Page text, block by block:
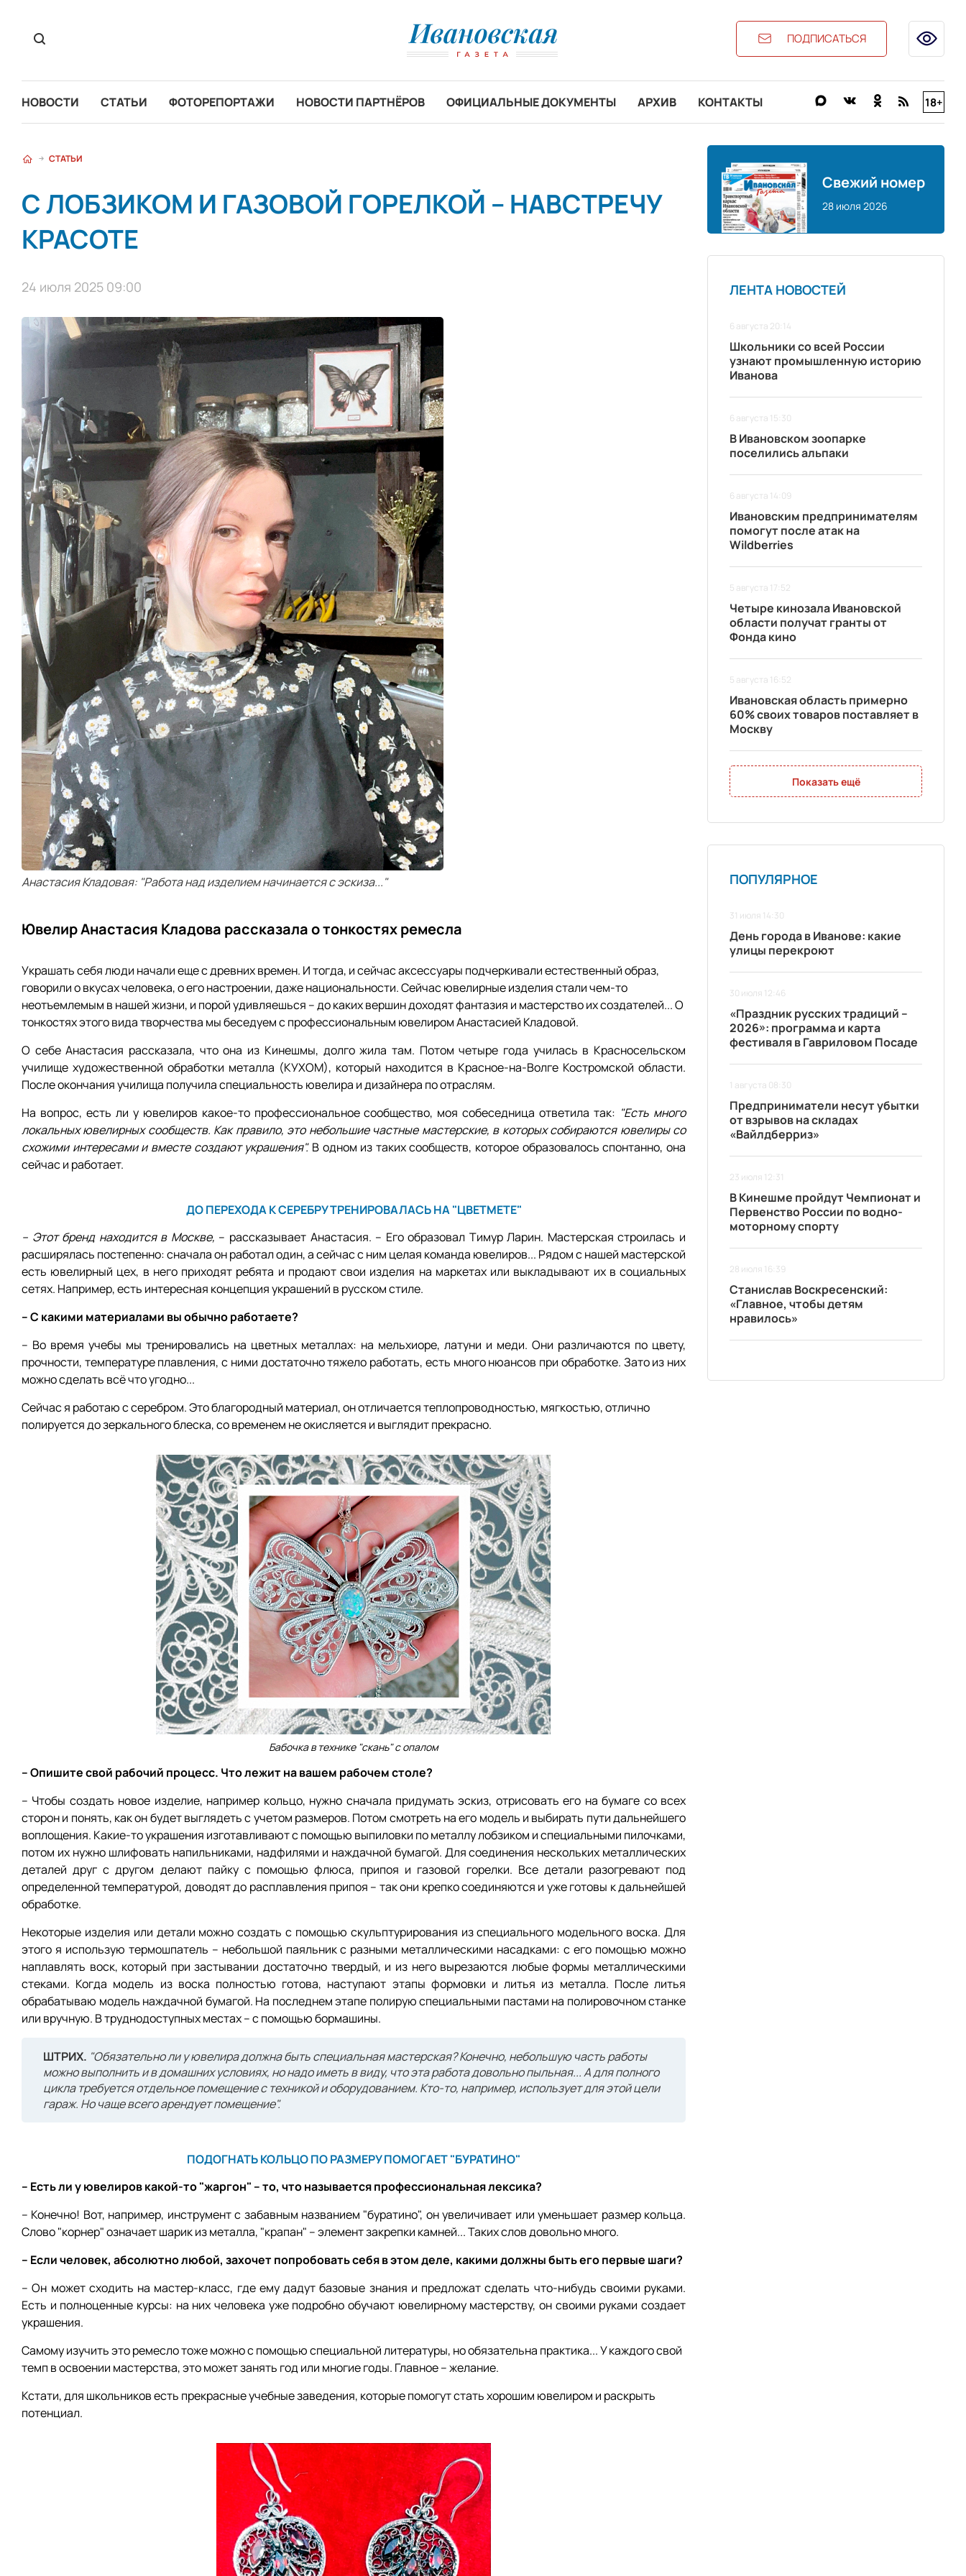
ПОДПИСАТЬСЯ
НОВОСТИ СТАТЬИ ФОТОРЕПОРТАЖИ НОВОСТИ ПАРТНЁРОВ ОФИЦИАЛЬНЫЕ ДОКУМЕНТЫ АРХИВ КОНТАКТЫ 18+
СТАТЬИ
С ЛОБЗИКОМ И ГАЗОВОЙ ГОРЕЛКОЙ – НАВСТРЕЧУ
КРАСОТЕ
24 июля 2025 09:00
Анастасия Кладовая: "Работа над изделием начинается с эскиза..."
Ювелир Анастасия Кладова рассказала о тонкостях ремесла
Украшать себя люди начали еще с древних времен. И тогда, и сейчас аксессуары подчеркивали естественный образ,
говорили о вкусах человека, о его настроении, даже национальности. Сейчас ювелирные изделия стали чем-то
неотъемлемым в нашей жизни, и порой удивляешься – до каких вершин доходят фантазия и мастерство их создателей... О
тонкостях этого вида творчества мы беседуем с профессиональным ювелиром Анастасией Кладовой.
О себе Анастасия рассказала, что она из Кинешмы, долго жила там. Потом четыре года училась в Красносельском
училище художественной обработки металла (КУХОМ), который находится в Красное-на-Волге Костромской области.
После окончания училища получила специальность ювелира и дизайнера по отраслям.
На вопрос, есть ли у ювелиров какое-то профессиональное сообщество, моя собеседница ответила так: "Есть много
локальных ювелирных сообществ. Как правило, это небольшие частные мастерские, в которых собираются ювелиры со
схожими интересами и вместе создают украшения".В одном из таких сообществ, которое образовалось спонтанно, она
сейчас и работает.
ДО ПЕРЕХОДА К СЕРЕБРУ ТРЕНИРОВАЛАСЬ НА "ЦВЕТМЕТЕ"
– Этот бренд находится в Москве, – рассказывает Анастасия. – Его образовал Тимур Ларин. Мастерская строилась и
расширялась постепенно: сначала он работал один, а сейчас с ним целая команда ювелиров... Рядом с нашей мастерской
есть ювелирный цех, в него приходят ребята и продают свои изделия на маркетах или выкладывают их в социальных
сетях. Например, есть интересная концепция украшений в русском стиле.
– С какими материалами вы обычно работаете?
– Во время учебы мы тренировались на цветных металлах: на мельхиоре, латуни и меди. Они различаются по цвету,
прочности, температуре плавления, с ними достаточно тяжело работать, есть много нюансов при обработке. Зато из них
можно сделать всё что угодно...
Сейчас я работаю с серебром. Это благородный материал, он отличается теплопроводностью, мягкостью, отлично
полируется до зеркального блеска, со временем не окисляется и выглядит прекрасно.
Бабочка в технике "скань" с опалом
– Опишите свой рабочий процесс. Что лежит на вашем рабочем столе?
– Чтобы создать новое изделие, например кольцо, нужно сначала придумать эскиз, отрисовать его на бумаге со всех
сторон и понять, как он будет выглядеть с учетом размеров. Потом смотреть на его модель и выбирать пути дальнейшего
воплощения. Какие-то украшения изготавливают с помощью выпиловки по металлу лобзиком и специальными пилочками,
потом их нужно шлифовать напильниками, надфилями и наждачной бумагой. Для соединения нескольких металлических
деталей друг с другом делают пайку с помощью флюса, припоя и газовой горелки. Все детали разогревают под
определенной температурой, доводят до расплавления припоя – так они крепко соединяются и уже готовы к дальнейшей
обработке.
Некоторые изделия или детали можно создать с помощью скульптурирования из специального модельного воска. Для
этого я использую термошпатель – небольшой паяльник с разными металлическими насадками: с его помощью можно
наплавлять воск, который при застывании достаточно твердый, и из него вырезаются любые формы металлическими
стеками. Когда модель из воска полностью готова, наступают этапы формовки и литья из металла. После литья
обрабатываю модель наждачной бумагой. На последнем этапе полирую специальными пастами на полировочном станке
или вручную. В труднодоступных местах – с помощью бормашины.
ШТРИХ. "Обязательно ли у ювелира должна быть специальная мастерская? Конечно, небольшую часть работы
можно выполнить и в домашних условиях, но надо иметь в виду, что эта работа довольно пыльная... А для полного
цикла требуется отдельное помещение с техникой и оборудованием. Кто-то, например, использует для этой цели
гараж. Но чаще всего арендует помещение".
ПОДОГНАТЬ КОЛЬЦО ПО РАЗМЕРУ ПОМОГАЕТ "БУРАТИНО"
– Есть ли у ювелиров какой-то "жаргон" – то, что называется профессиональная лексика?
– Конечно! Вот, например, инструмент с забавным названием "буратино", он увеличивает или уменьшает размер кольца.
Слово "корнер" означает шарик из металла, "крапан" – элемент закрепки камней... Таких слов довольно много.
– Если человек, абсолютно любой, захочет попробовать себя в этом деле, какими должны быть его первые шаги?
– Он может сходить на мастер-класс, где ему дадут базовые знания и предложат сделать что-нибудь своими руками.
Есть и полноценные курсы: на них человека уже подробно обучают ювелирному мастерству, он своими руками создает
украшения.
Самому изучить это ремесло тоже можно с помощью специальной литературы, но обязательна практика... У каждого свой
темп в освоении мастерства, это может занять год или многие годы. Главное – желание.
Кстати, для школьников есть прекрасные учебные заведения, которые помогут стать хорошим ювелиром и раскрыть
потенциал.
Свежий номер
28 июля 2026
ЛЕНТА НОВОСТЕЙ
6 августа 20:14
Школьники со всей России
узнают промышленную историю
Иванова
6 августа 15:30
В Ивановском зоопарке
поселились альпаки
6 августа 14:09
Ивановским предпринимателям
помогут после атак на
Wildberries
5 августа 17:52
Четыре кинозала Ивановской
области получат гранты от
Фонда кино
5 августа 16:52
Ивановская область примерно
60% своих товаров поставляет в
Москву
Показать ещё
ПОПУЛЯРНОЕ
31 июля 14:30
День города в Иванове: какие
улицы перекроют
30 июля 12:46
«Праздник русских традиций –
2026»: программа и карта
фестиваля в Гавриловом Посаде
1 августа 08:30
Предприниматели несут убытки
от взрывов на складах
«Вайлдберриз»
23 июля 12:31
В Кинешме пройдут Чемпионат и
Первенство России по водно-
моторному спорту
28 июля 16:39
Станислав Воскресенский:
«Главное, чтобы детям
нравилось»